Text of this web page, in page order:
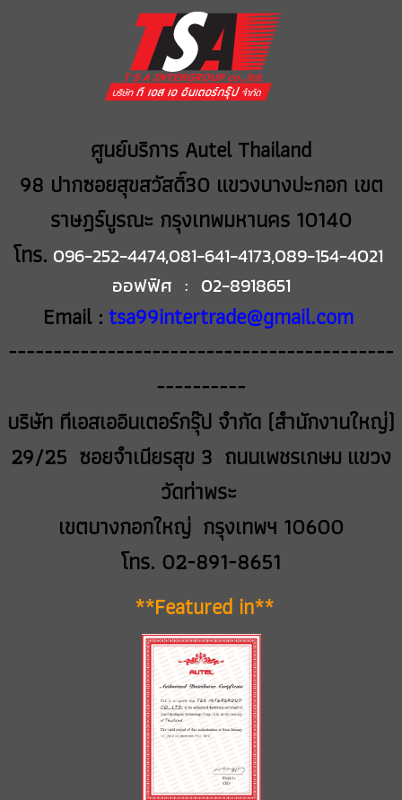
ศูนย์บริการ Autel Thailand
98 ปากซอยสุขสวัสดิ์30 แขวงบางปะกอก เขต
ราษฎร์บูรณะ กรุงเทพมหานคร 10140
โทร. 096-252-4474,081-641-4173,089-154-4021
ออฟฟิศ : 02-8918651
Email :tsa99intertrade@gmail.com
-------------------------------------------
----------
บริษัท ทีเอสเออินเตอร์กรุ๊ป จำกัด (สำนักงานใหญ่)
29/25 ซอยจำเนียรสุข 3 ถนนเพชรเกษม แขวง
วัดท่าพระ
เขตบางกอกใหญ่ กรุงเทพฯ 10600
โทร. 02-891-8651
**Featured in**